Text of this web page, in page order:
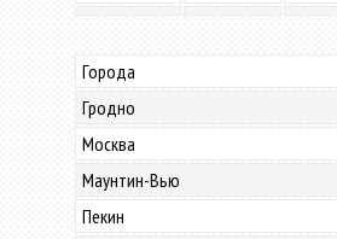
Города
Гродно
Москва
Маунтин-Вью
Пекин